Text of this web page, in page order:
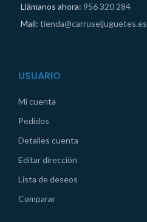
Llámanos ahora: 956 320 284
Mail: tienda@carruseljuguetes.es
USUARIO
Mi cuenta
Pedidos
Detalles cuenta
Editar dirección
Lista de deseos
Comparar